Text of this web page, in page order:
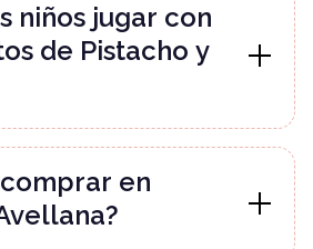
niños jugar con
de Pistacho y
en